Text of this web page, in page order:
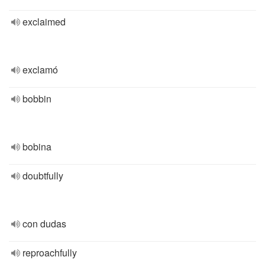
exclaimed
exclamó
bobbin
bobina
doubtfully
con dudas
reproachfully